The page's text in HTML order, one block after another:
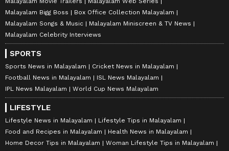
Malayalam Bigg Boss
Box Office Collection Malayalam
Malayalam Songs & Music
Malayalam Miniscreen & TV News
Malayalam Celebrity Interviews
SPORTS
Sports News in Malayalam
Cricket News in Malayalam
Football News in Malayalam
ISL News Malayalam
IPL News Malayalam
World Cup News Malayalam
LIFESTYLE
Lifestyle News in Malayalam
Lifestyle Tips in Malayalam
Food and Recipes in Malayalam
Health News in Malayalam
Home Decor Tips in Malayalam
Woman Lifestyle Tips in Malayalam